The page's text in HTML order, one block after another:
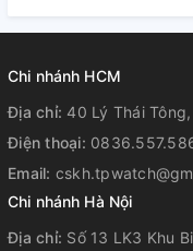
Chi nhánh HCM
Địa chỉ: 40 Lý Thái
Điện thoại:
Email:
Chi nhánh Hà Nội
Địa chỉ: Số 13 LK3 Khu